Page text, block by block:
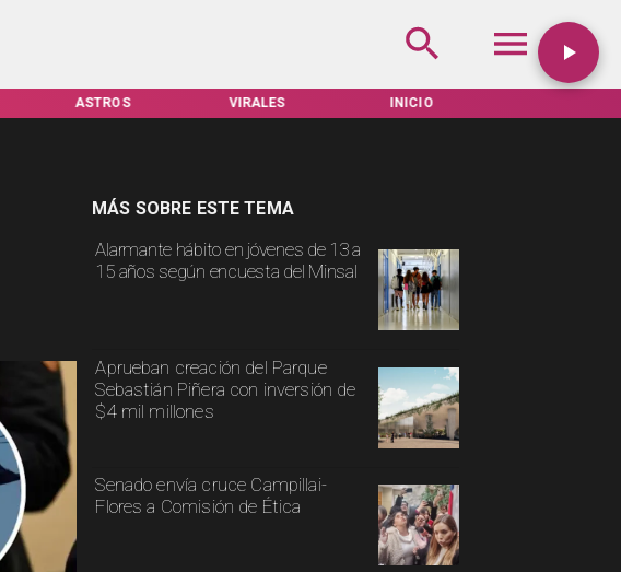
ASTROS VIRALES INICIO
Alarmante hábito en jóvenes de 13 a
15 años según encuesta del Minsal
Aprueban creación del Parque
Sebastián Piñera con inversión de
$4 mil millones
Senado envía cruce Campillai-
Flores a Comisión de Ética
MÁS SOBRE ESTE TEMA